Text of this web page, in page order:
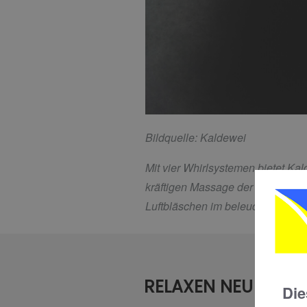
Bildquelle: Kaldewei
Mit vier Whirlsystemen bietet
kräftigen Massage der
Luftbläschen im beleuchteten
RELAXEN NEU